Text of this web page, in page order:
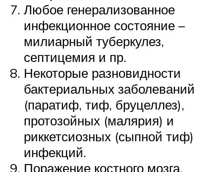
Любое генерализованное
инфекционное состояние –
милиарный туберкулез,
септицемия и пр.
Некоторые разновидности
бактериальных заболеваний
(паратиф, тиф, бруцеллез),
протозойных (малярия) и
риккетсиозных (сыпной тиф)
инфекций.
Поражение костного мозга,